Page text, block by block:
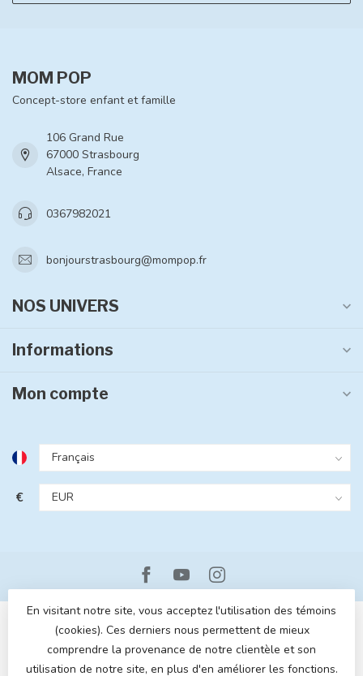
MOM POP
Concept-store enfant et famille
106 Grand Rue
67000 Strasbourg
Alsace, France
0367982021
bonjourstrasbourg@mompop.fr
NOS UNIVERS
Informations
Mon compte
€
En visitant notre site, vous acceptez l'utilisation des témoins
(cookies). Ces derniers nous permettent de mieux
comprendre la provenance de notre clientèle et son
utilisation de notre site, en plus d'en améliorer les fonctions.